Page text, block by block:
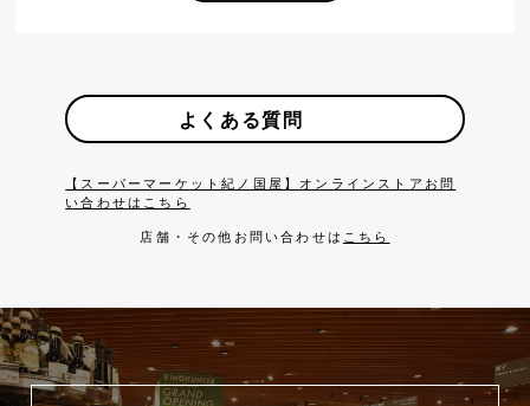
よくある質問
【スーパーマーケット紀ノ国屋】オンラインストアお問
い合わせはこちら
店舗・その他お問い合わせは こちら